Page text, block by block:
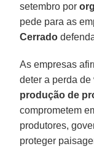
setembro por
pede para as
Cerrado
As empresas
deter a perda
produção de
comprometem
produtores,
proteger